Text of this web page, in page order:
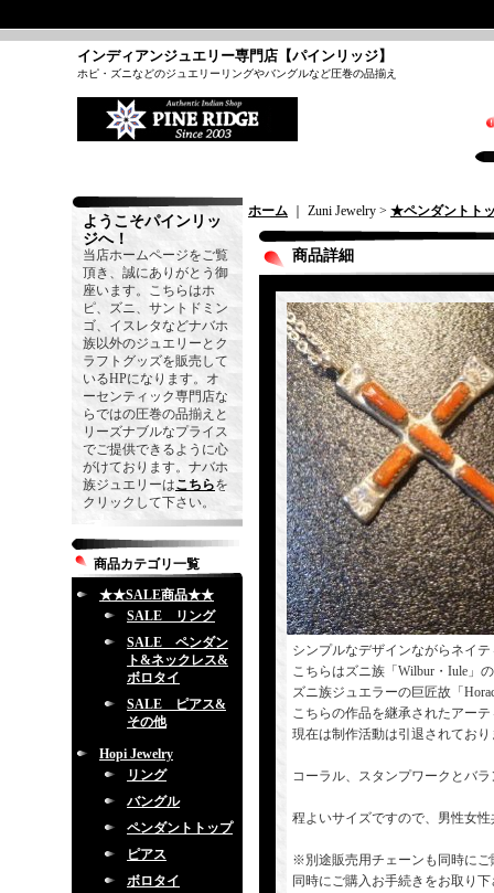
インディアンジュエリー専門店【パインリッジ】
ホピ・ズニなどのジュエリーリングやバングルなど圧巻の品揃え
ようこそパインリッ
ジへ！
当店ホームページをご覧
頂き、誠にありがとう御
座います。こちらはホ
ピ、ズニ、サントドミン
ゴ、イスレタなどナバホ
族以外のジュエリーとク
ラフトグッズを販売して
いるHPになります。オ
ーセンティック専門店な
らではの圧巻の品揃えと
リーズナブルなプライス
でご提供できるように心
がけております。ナバホ
族ジュエリーはこちらを
クリックして下さい。
商品カテゴリ一覧
★★SALE商品★★
SALE リング
SALE ペンダン
ト&ネックレス&
ボロタイ
SALE ピアス&
その他
Hopi Jewelry
リング
バングル
ペンダントトップ
ピアス
ボロタイ
ホーム ｜ Zuni Jewelry > ★ペンダントト
商品詳細
シンプルなデザインながらネイ
こちらはズニ族「Wilbur・Iule」
ズニ族ジュエラーの巨匠故「
こちらの作品を継承されたアー
現在は制作活動は引退されており
コーラル、スタンプワークとバ
程よいサイズですので、男性女
※別途販売用チェーンも同時に
同時にご購入お手続きをお取り